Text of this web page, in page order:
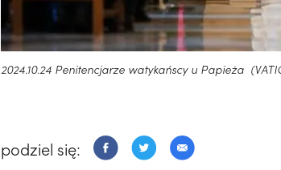
2024.10.24 Penitencjarze watykańscy u Papieża
podziel się: